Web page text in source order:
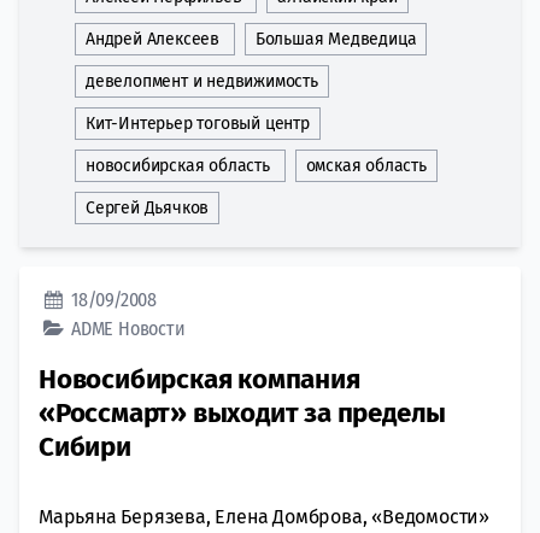
Андрей Алексеев Большая Медведица
девелопмент и недвижимость
Кит-Интерьер тоговый центр
новосибирская область омская область
Сергей Дьячков
18/09/2008
ADME Новости
Новосибирская компания
«Россмарт» выходит за пределы
Сибири
Марьяна Берязева, Елена Домброва, «Ведомости»